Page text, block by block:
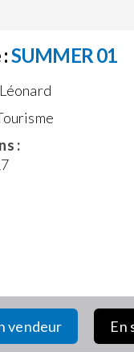
SUMMER 01
Léonard
:
En
vendeur